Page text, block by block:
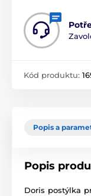
Kód produktu:
Popis a
Popis
Doris postýlka